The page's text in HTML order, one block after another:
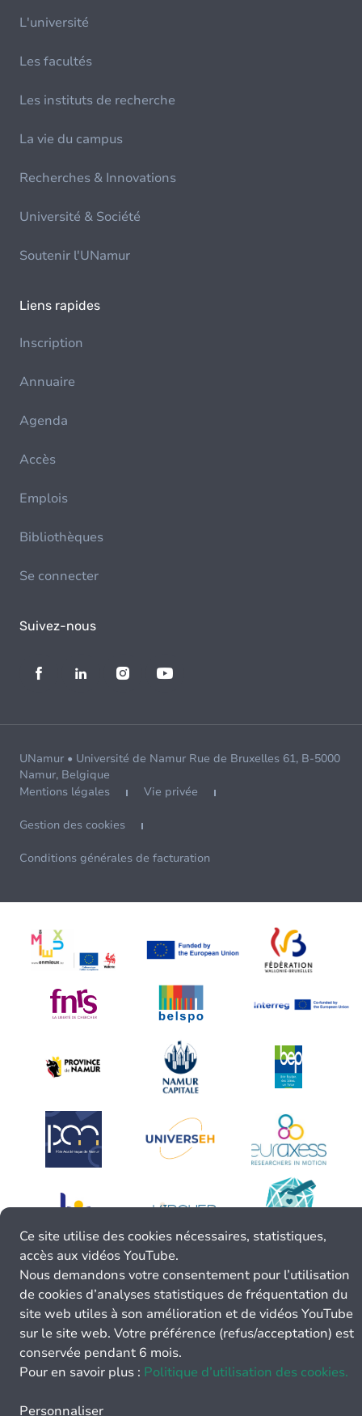
L'université
Les facultés
Les instituts de recherche
La vie du campus
Recherches & Innovations
Université & Société
Soutenir l'UNamur
Liens rapides
Inscription
Annuaire
Agenda
Accès
Emplois
Bibliothèques
Se connecter
Suivez-nous
UNamur • Université de Namur Rue de Bruxelles 61, B-5000
Namur, Belgique
Mentions légales
Vie privée
Gestion des cookies
Conditions générales de facturation
Ce site utilise des cookies nécessaires, statistiques,
accès aux vidéos YouTube.
Nous demandons votre consentement pour l’utilisation
de cookies d’analyses statistiques de fréquentation du
site web utiles à son amélioration et de vidéos YouTube
sur le site web. Votre préférence (refus/acceptation) est
conservée pendant 6 mois.
Pour en savoir plus : Politique d’utilisation des cookies.
Personnaliser